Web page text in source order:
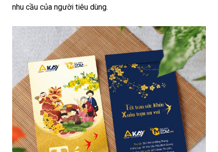
nhu cầu của người tiêu dùng.